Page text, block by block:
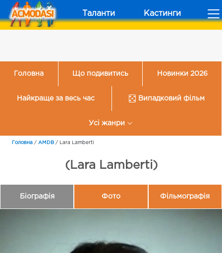
Таланти Кастинги
Головна Що подивитись Новинки 2026
Найкраще за весь час Випадковий фільм
Усі жанри
Головна / AMDB / Lara Lamberti
(Lara Lamberti)
Біографія Фото Фільмографія